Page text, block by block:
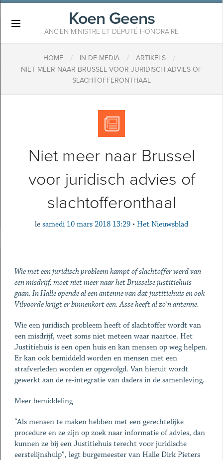
Koen Geens
ANCIEN MINISTRE ET DÉPUTÉ HONORAIRE
HOME / IN DE MEDIA / ARTIKELS /
​NIET MEER NAAR BRUSSEL VOOR JURIDISCH ADVIES OF
SLACHTOFFERONTHAAL
​Niet meer naar Brussel
voor juridisch advies of
slachtofferonthaal
le samedi 10 mars 2018 13:29 • Het Nieuwsblad
Wie met een juridisch probleem kampt of slachtoffer werd van
een misdrijf, moet niet meer naar het Brusselse justitiehuis
gaan. In Halle opende al een antenne van dat justitiehuis en ook
Vilvoorde krijgt er binnenkort een. Asse heeft al zo'n antenne.
Wie een juridisch probleem heeft of slachtoffer wordt van
een misdrijf, weet soms niet meteen waar naartoe. Het
Justitiehuis is een open huis en kan mensen op weg helpen.
Er kan ook bemiddeld worden en mensen met een
strafverleden worden er opgevolgd. Van hieruit wordt
gewerkt aan de re-integratie van daders in de samenleving.
Meer bemiddeling
“Als mensen te maken hebben met een gerechtelijke
procedure en ze zijn op zoek naar informatie of advies, dan
kunnen ze bij een Justitiehuis terecht voor juridische
eerstelijnshulp”, legt burgemeester van Halle Dirk Pieters